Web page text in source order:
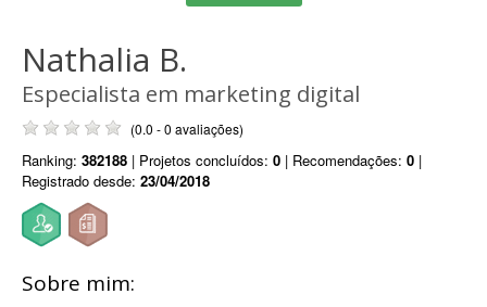
Nathalia B.
Especialista em marketing digital
(0.0 - 0 avaliações)
Ranking: 382188 | Projetos concluídos: 0 | Recomendações: 0 |
Registrado desde: 23/04/2018
Sobre mim: